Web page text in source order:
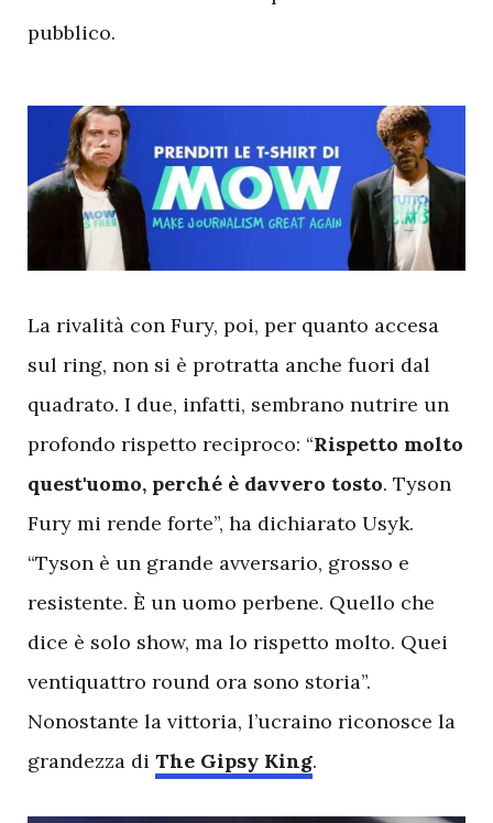
pubblico.
La rivalità con Fury, poi, per quanto accesa
sul ring, non si è protratta anche fuori dal
quadrato. I due, infatti, sembrano nutrire un
profondo rispetto reciproco: “Rispetto molto
quest'uomo, perché è davvero tosto. Tyson
Fury mi rende forte”, ha dichiarato Usyk.
“Tyson è un grande avversario, grosso e
resistente. È un uomo perbene. Quello che
dice è solo show, ma lo rispetto molto. Quei
ventiquattro round ora sono storia”.
Nonostante la vittoria, l’ucraino riconosce la
grandezza di The Gipsy King.